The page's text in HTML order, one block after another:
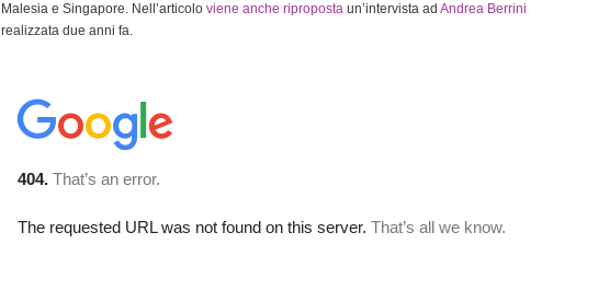
Malesia e Singapore. Nell’articolo viene anche riproposta un’intervista ad Andrea Berrini
realizzata due anni fa.